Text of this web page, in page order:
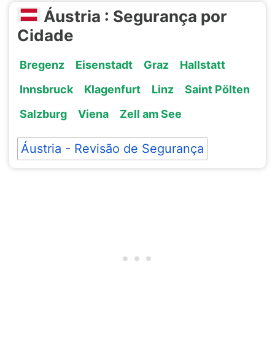
Áustria : Segurança por
Cidade
Bregenz Eisenstadt Graz
Hallstatt
Innsbruck
Klagenfurt Linz
Saint Pölten
Salzburg
Viena Zell am See
Áustria - Revisão de Segurança